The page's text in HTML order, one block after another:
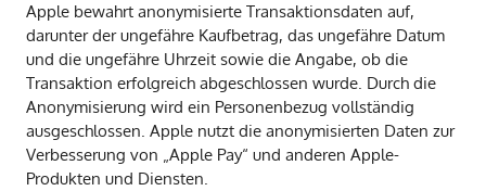
Apple bewahrt anonymisierte Transaktionsdaten auf,
darunter der ungefähre Kaufbetrag, das ungefähre Datum
und die ungefähre Uhrzeit sowie die Angabe, ob die
Transaktion erfolgreich abgeschlossen wurde. Durch die
Anonymisierung wird ein Personenbezug vollständig
ausgeschlossen. Apple nutzt die anonymisierten Daten zur
Verbesserung von „Apple Pay“ und anderen Apple-
Produkten und Diensten.